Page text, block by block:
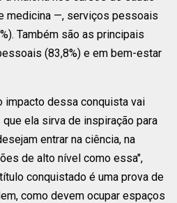
medicina —, serviços pessoais
Também são as principais
(83,8%) e em bem-estar
impacto dessa conquista vai
ela sirva de inspiração para
entrar na ciência, na
de alto nível como essa",
conquistado é uma prova de
como devem ocupar espaços